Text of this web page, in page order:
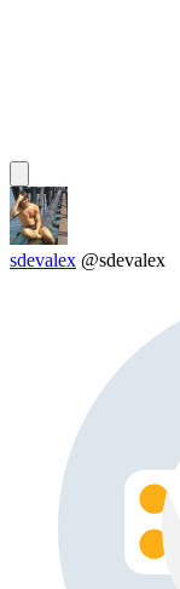
sdevalex @sdevalex